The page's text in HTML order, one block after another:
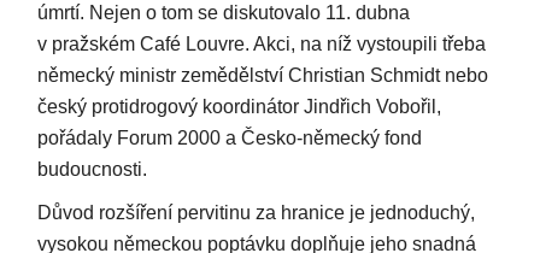
úmrtí. Nejen o tom se diskutovalo 11. dubna
v pražském Café Louvre. Akci, na níž vystoupili třeba
německý ministr zemědělství Christian Schmidt nebo
český protidrogový koordinátor Jindřich Vobořil,
pořádaly Forum 2000 a Česko-německý fond
budoucnosti.
Důvod rozšíření pervitinu za hranice je jednoduchý,
vysokou německou poptávku doplňuje jeho snadná